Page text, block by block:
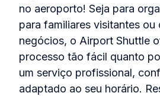
no aeroporto! Seja para
para familiares visitantes ou
negócios, o Airport Shuttle
processo tão fácil quanto
um serviço profissional,
adaptado ao seu horário.